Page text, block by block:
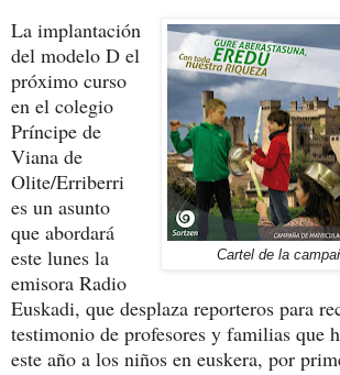
Cartel de la
La implantación
del modelo D el
próximo curso
en el colegio
Príncipe de
Viana de
Olite/Erriberri
es un asunto
que abordará
este lunes la
emisora Radio
Euskadi, que desplaza reporteros para
testimonio de profesores y familias que
este año a los niños en euskera, por